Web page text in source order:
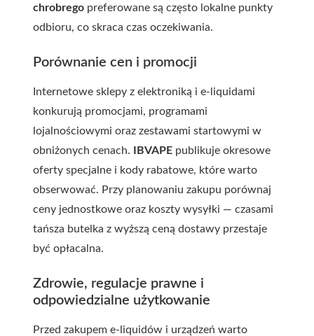
chrobrego preferowane są często lokalne punkty
odbioru, co skraca czas oczekiwania.
Porównanie cen i promocji
Internetowe sklepy z elektroniką i e-liquidami
konkurują promocjami, programami
lojalnościowymi oraz zestawami startowymi w
obniżonych cenach.
IBVAPE publikuje okresowe
oferty specjalne i kody rabatowe, które warto
obserwować. Przy planowaniu zakupu porównaj
ceny jednostkowe oraz koszty wysyłki — czasami
tańsza butelka z wyższą ceną dostawy przestaje
być opłacalna.
Zdrowie, regulacje prawne i
odpowiedzialne użytkowanie
Przed zakupem e-liquidów i urządzeń warto